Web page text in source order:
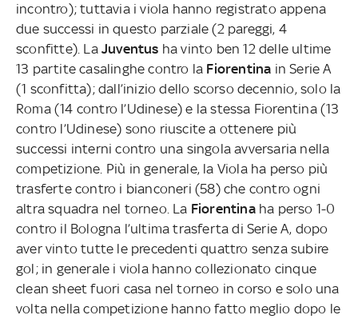
incontro); tuttavia i viola hanno registrato appena
due successi in questo parziale (2 pareggi, 4
sconfitte). La Juventus ha vinto ben 12 delle ultime
13 partite casalinghe contro la Fiorentina in Serie A
(1 sconfitta); dall’inizio dello scorso decennio, solo la
Roma (14 contro l’Udinese) e la stessa Fiorentina (13
contro l’Udinese) sono riuscite a ottenere più
successi interni contro una singola avversaria nella
competizione. Più in generale, la Viola ha perso più
trasferte contro i bianconeri (58) che contro ogni
altra squadra nel torneo. La Fiorentina ha perso 1-0
contro il Bologna l’ultima trasferta di Serie A, dopo
aver vinto tutte le precedenti quattro senza subire
gol; in generale i viola hanno collezionato cinque
clean sheet fuori casa nel torneo in corso e solo una
volta nella competizione hanno fatto meglio dopo le